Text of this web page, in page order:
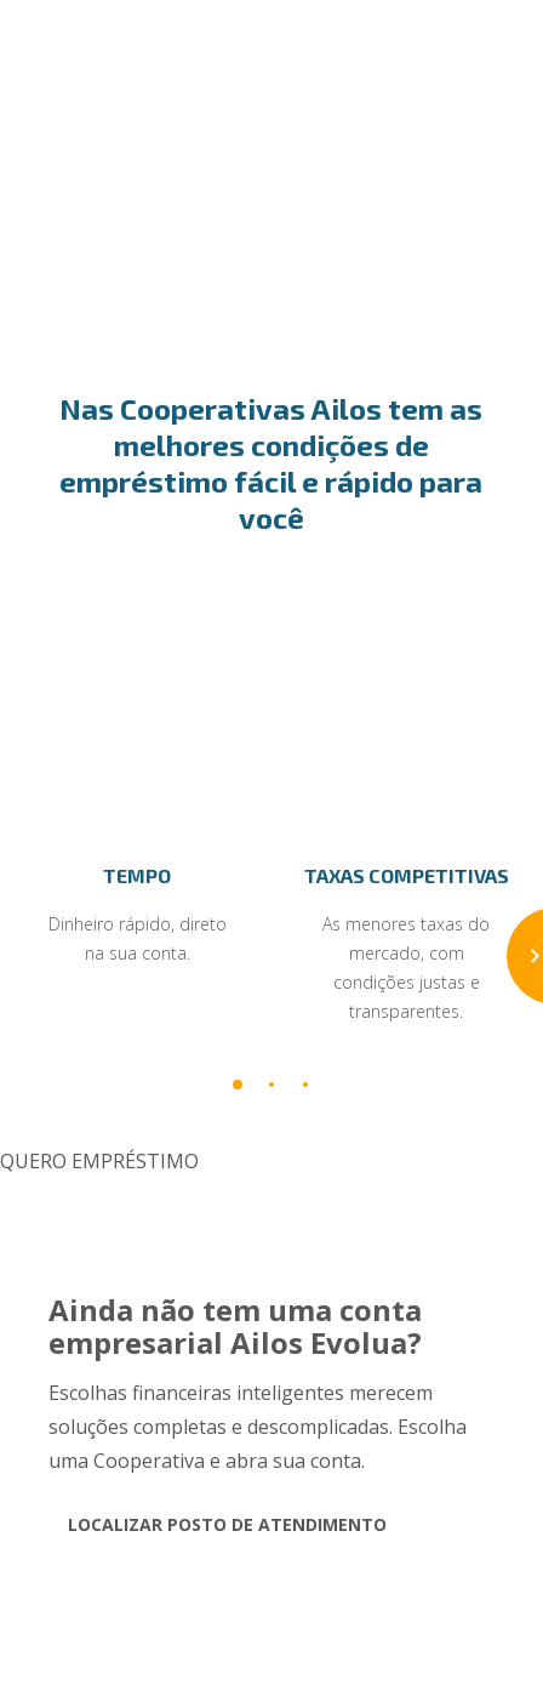
Nas Cooperativas Ailos tem as
melhores condições de
empréstimo fácil e rápido para
você
TEMPO
Dinheiro rápido, direto
na sua conta.
TAXAS COMPETITIVAS
As menores taxas do
mercado, com
condições justas e
transparentes.
QUERO EMPRÉSTIMO
Ainda não tem uma conta
empresarial Ailos Evolua?
Escolhas financeiras inteligentes merecem
soluções completas e descomplicadas. Escolha
uma Cooperativa e abra sua conta.
LOCALIZAR POSTO DE ATENDIMENTO